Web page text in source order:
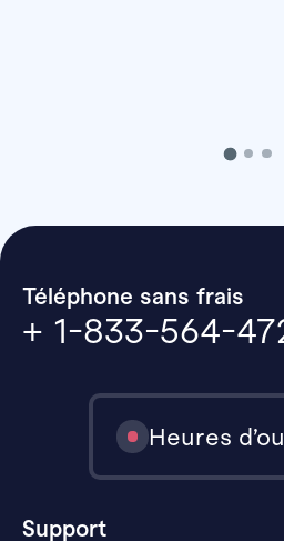
Téléphone sans frais
+ 1-833-564-
Heures
Support